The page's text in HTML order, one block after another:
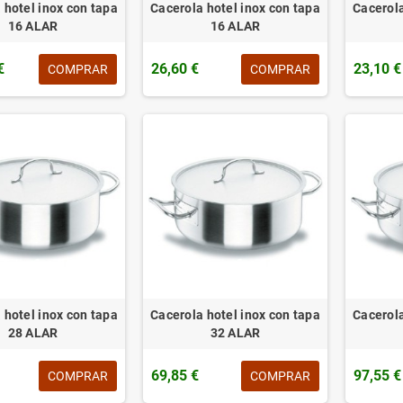
hotel inox con tapa
16 ALAR
COMPRAR
Cacerola hotel inox con tapa
16 ALAR
26,60 € COMPRAR 23,10 €
hotel inox con tapa
28 ALAR
COMPRAR
Cacerola hotel inox con tapa
32 ALAR
69,85 € COMPRAR 97,55 €